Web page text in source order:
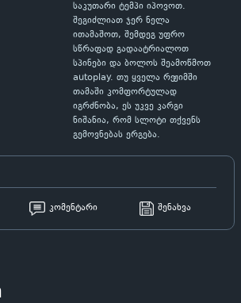
საკუთარი ტემპი იპოვოთ.
შეგიძლიათ ჯერ ნელა
ითამაშოთ, შემდეგ უფრო
სწრაფად გადაატრიალოთ
სპინები და ბოლოს შეამოწმოთ
autoplay. თუ ყველა რეჟიმში
თამაში კომფორტულად
იგრძნობა, ეს უკვე კარგი
ნიშანია, რომ სლოტი თქვენს
გემოვნებას ერგება.
კომენტარი შენახვა